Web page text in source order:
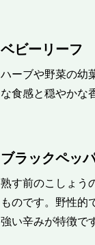
ベビーリーフ
ハーブや野菜の幼
な食感と穏やかな
ブラックペッ
熟す前のこしょう
ものです。野性的
強い辛みが特徴で